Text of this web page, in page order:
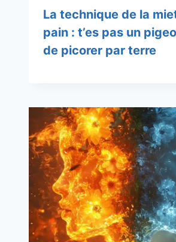
La technique de la
pain : t’es pas un
de picorer par terre